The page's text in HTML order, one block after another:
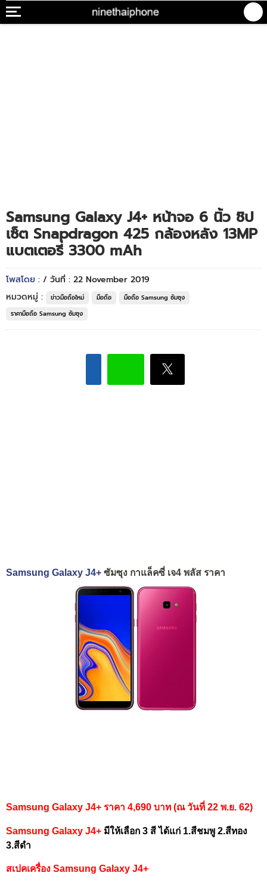
Samsung Galaxy J4+ หน้าจอ 6 นิ้ว ชิป
เซ็ต Snapdragon 425 กล้องหลัง 13MP
แบตเตอรี่ 3300 mAh
โพสโดย : / วันที่ : 22 November 2019
หมวดหมู่ :
ข่าวมือถือใหม่ มือถือ
มือถือ Samsung ซัมซุง
ราคามือถือ Samsung ซัมซุง
Samsung Galaxy J4+ ซัมซุง กาแล็คซี่ เจ4 พลัส ราคา
Samsung Galaxy J4+ ราคา 4,690 บาท (ณ วันที่ 22 พ.ย. 62)
Samsung Galaxy J4+ มีให้เลือก 3 สี ได้แก่ 1.สีชมพู 2.สีทอง
3.สีดำ
สเปคเครื่อง Samsung Galaxy J4+